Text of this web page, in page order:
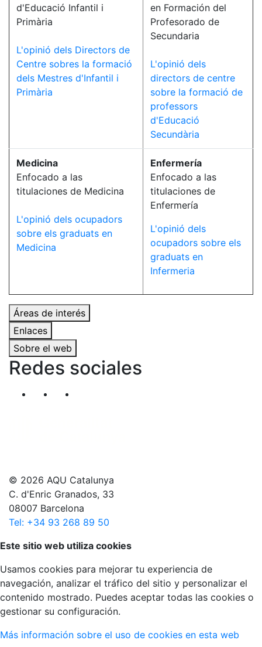
d'Educació Infantil i
Primària
L'opinió dels Directors de
Centre sobres la formació
dels Mestres d'Infantil i
Primària
en Formación del
Profesorado de
Secundaria
L'opinió dels
directors de centre
sobre la formació de
professors
d'Educació
Secundària
Medicina
Enfocado a las
titulaciones de Medicina
L'opinió dels ocupadors
sobre els graduats en
Medicina
Enfermería
Enfocado a las
titulaciones de
Enfermería
L'opinió dels
ocupadors sobre els
graduats en
Infermeria
Áreas de interés
Enlaces
Sobre el web
Redes sociales
Segueix-nos al nostre canal de Twitter
© 2026 AQU Catalunya
C. d'Enric Granados, 33
08007 Barcelona
Tel: +34 93 268 89 50
Volver arriba
Este sitio web utiliza cookies
Usamos cookies para mejorar tu experiencia de
navegación, analizar el tráfico del sitio y personalizar el
contenido mostrado. Puedes aceptar todas las cookies o
gestionar su configuración.
Más información sobre el uso de cookies en esta web